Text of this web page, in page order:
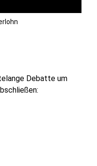
Debatte um